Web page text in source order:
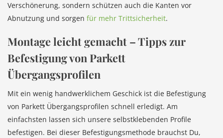
Verschönerung, sondern schützen auch die Kanten vor
Abnutzung und sorgen für mehr Trittsicherheit.
Montage leicht gemacht – Tipps zur
Befestigung von Parkett
Übergangsprofilen
Mit ein wenig handwerklichem Geschick ist die Befestigung
von Parkett Übergangsprofilen schnell erledigt. Am
einfachsten lassen sich unsere selbstklebenden Profile
befestigen. Bei dieser Befestigungsmethode brauchst Du,